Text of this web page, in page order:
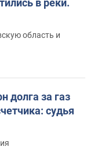
область и
долга за газ
судья